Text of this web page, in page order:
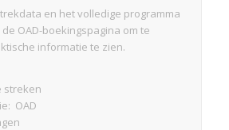
en het volledige programma
OAD-boekingspagina om te
informatie te zien.
streken
OAD